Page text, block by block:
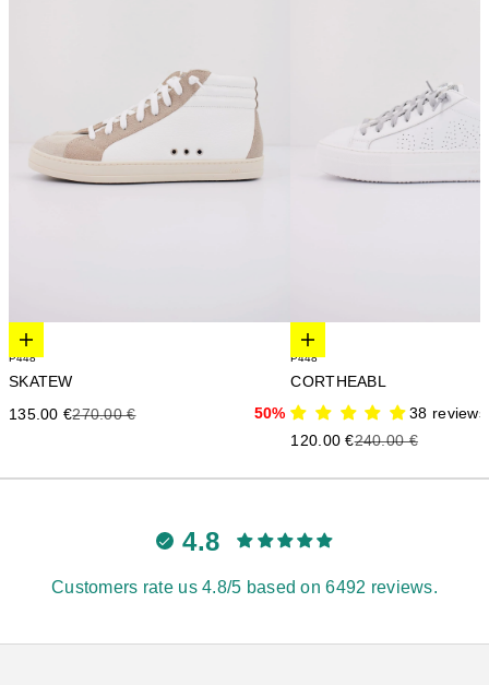
Elige opciones
P448
SKATEW
Precio de oferta
135.00 €Precio anterior
270.00 € 50%
Elige opciones
P448
CORTHEABL
38 reviews
Precio de oferta
120.00 €Precio anterior
240.00 €
4.8
Customers rate us 4.8/5 based on 6492 reviews.